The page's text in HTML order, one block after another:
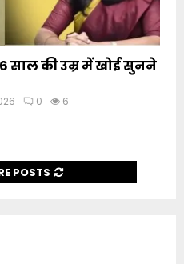
साल की उम्र में खोई सुनने
0 6
POSTS